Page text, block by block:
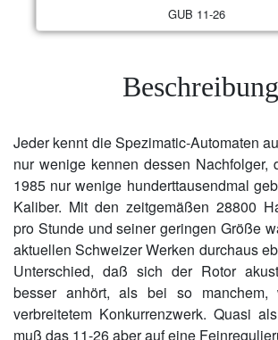
GUB 11-26
Beschreibung
Jeder kennt die Spezimatic-Automaten
nur wenige kennen dessen Nachfolger,
1985 nur wenige hunderttausendmal
Kaliber. Mit den zeitgemäßen 28800
pro Stunde und seiner geringen Größe
aktuellen Schweizer Werken durchaus
Unterschied, daß sich der Rotor
besser anhört, als bei so manchem,
verbreitetem Konkurrenzwerk. Quasi
muß das 11-26 aber auf eine